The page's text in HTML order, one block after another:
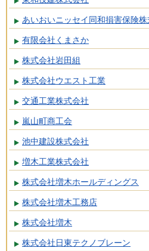
あいおいニッセイ同和損害保険
有限会社くまさか
株式会社岩田組
株式会社ウエスト工業
交通工業株式会社
嵐山町商工会
池中建設株式会社
増木工業株式会社
株式会社増木ホールディングス
株式会社増木工務店
株式会社増木
株式会社日東テクノブレーン